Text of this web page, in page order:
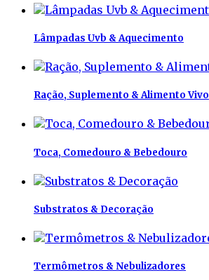
Lâmpadas Uvb & Aquecimento
Ração, Suplemento & Alimento Vivo
Toca, Comedouro & Bebedouro
Substratos & Decoração
Termômetros & Nebulizadores